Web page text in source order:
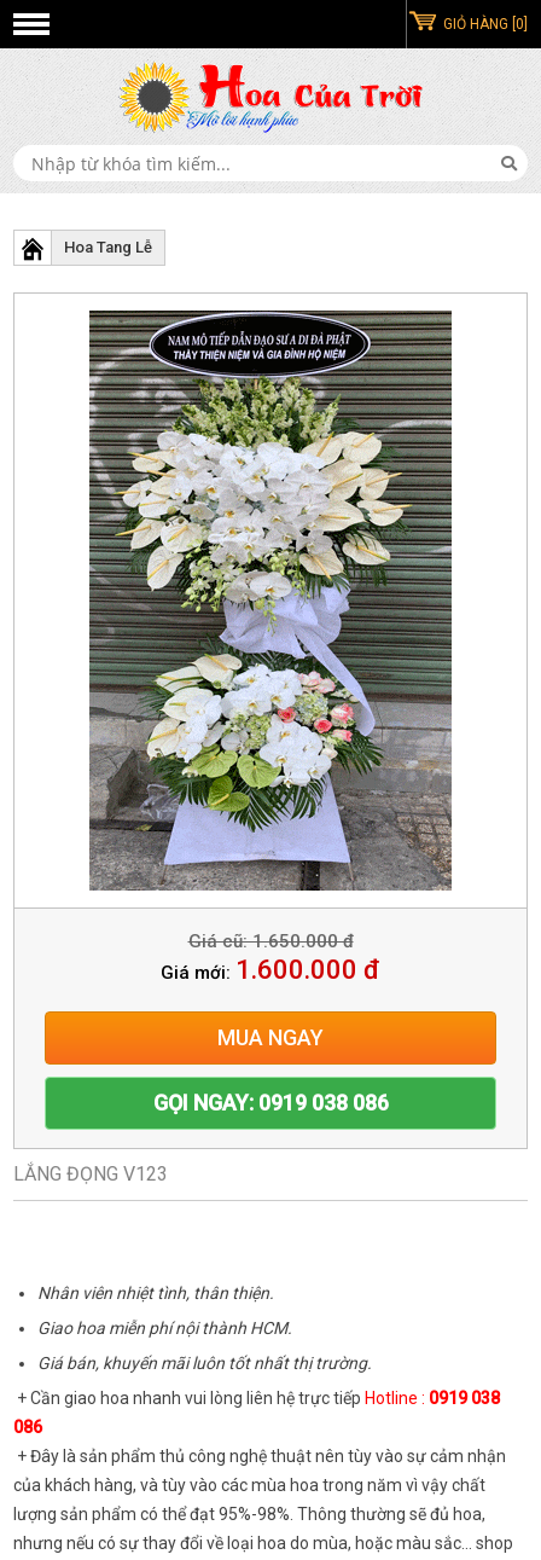
GIỎ HÀNG [0]
Hoa Tang Lễ
Giá cũ: 1.650.000 đ
Giá mới: 1.600.000 đ
MUA NGAY
GỌI NGAY: 0919 038 086
LẮNG ĐỌNG V123
Nhân viên nhiệt tình, thân thiện.
Giao hoa miễn phí nội thành HCM.
Giá bán, khuyến mãi luôn tốt nhất thị trường.
+ Cần giao hoa nhanh vui lòng liên hệ trực tiếp Hotline : 0919 038
086
+ Đây là sản phẩm thủ công nghệ thuật nên tùy vào sự cảm nhận
của khách hàng, và tùy vào các mùa hoa trong năm vì vậy chất
lượng sản phẩm có thể đạt 95%-98%. Thông thường sẽ đủ hoa,
nhưng nếu có sự thay đổi về loại hoa do mùa, hoặc màu sắc... shop